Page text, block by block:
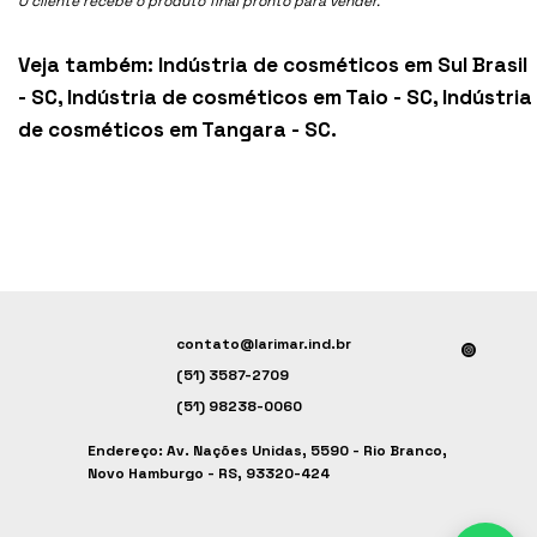
Veja também: Indústria de cosméticos em Sul Brasil
- SC, Indústria de cosméticos em Taio - SC, Indústria
de cosméticos em Tangara - SC.
contato@larimar.ind.br
(51) 3587-2709
(51) 98238-0060
Endereço: Av. Nações Unidas, 5590 - Rio Branco,
Novo Hamburgo - RS, 93320-424